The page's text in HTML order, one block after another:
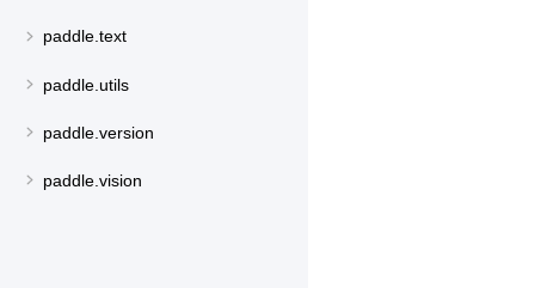
paddle.text
paddle.utils
paddle.version
paddle.vision